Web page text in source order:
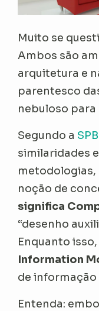
Muito se
Ambos são
arquitetura e
parentesco
nebuloso
Segundo a
similaridades
metodologias,
noção de
significa
“desenho
Enquanto isso,
Information
de
Entenda: